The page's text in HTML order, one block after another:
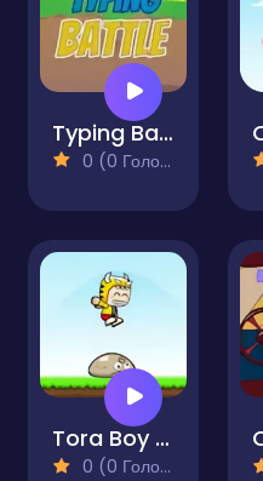
Typing Battle
0 (0 Голосів)
Tora Boy Adventure
0 (0 Голосів)